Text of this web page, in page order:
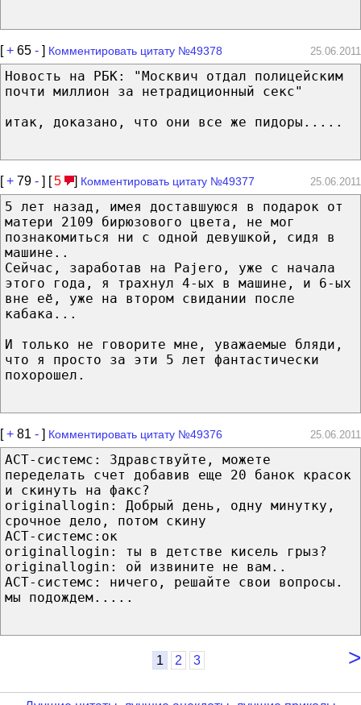
[+ 65 - ] Комментировать цитату №49378 25.06.2011
Новость на РБК: "Москвич отдал полицейским
почти миллион за нетрадиционный секс"
итак, доказано, что они все же пидоры.....
[+ 79 - ] [5 ] Комментировать цитату №49377 25.06.2011
5 лет назад, имея доставшуюся в подарок от
матери 2109 бирюзового цвета, не мог
познакомиться ни с одной девушкой, сидя в
машине..
Сейчас, заработав на Pajero, уже с начала
этого года, я трахнул 4-ых в машине, и 6-ых
вне её, уже на втором свидании после
кабака...
И только не говорите мне, уважаемые бляди,
что я просто за эти 5 лет фантастически
похорошел.
[+ 81 - ] Комментировать цитату №49376 25.06.2011
АСТ-системс: Здравствуйте, можете
переделать счет добавив еще 20 банок красок
и скинуть на факс?
originallogin: Добрый день, одну минутку,
срочное дело, потом скину
АСТ-системс:ок
originallogin: ты в детстве кисель грыз?
originallogin: ой извините не вам..
АСТ-системс: ничего, решайте свои вопросы.
мы подождем.....
>
1 2 3